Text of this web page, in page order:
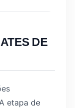
DE
etapa de